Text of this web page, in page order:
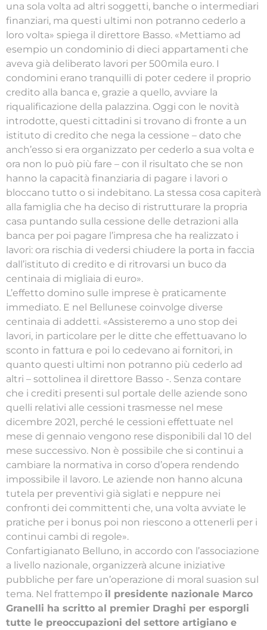
una sola volta ad altri soggetti, banche o intermediari
finanziari, ma questi ultimi non potranno cederlo a
loro volta» spiega il direttore Basso. «Mettiamo ad
esempio un condominio di dieci appartamenti che
aveva già deliberato lavori per 500mila euro. I
condomini erano tranquilli di poter cedere il proprio
credito alla banca e, grazie a quello, avviare la
riqualificazione della palazzina. Oggi con le novità
introdotte, questi cittadini si trovano di fronte a un
istituto di credito che nega la cessione – dato che
anch’esso si era organizzato per cederlo a sua volta e
ora non lo può più fare – con il risultato che se non
hanno la capacità finanziaria di pagare i lavori o
bloccano tutto o si indebitano. La stessa cosa capiterà
alla famiglia che ha deciso di ristrutturare la propria
casa puntando sulla cessione delle detrazioni alla
banca per poi pagare l’impresa che ha realizzato i
lavori: ora rischia di vedersi chiudere la porta in faccia
dall’istituto di credito e di ritrovarsi un buco da
centinaia di migliaia di euro».
L’effetto domino sulle imprese è praticamente
immediato. E nel Bellunese coinvolge diverse
centinaia di addetti. «Assisteremo a uno stop dei
lavori, in particolare per le ditte che effettuavano lo
sconto in fattura e poi lo cedevano ai fornitori, in
quanto questi ultimi non potranno più cederlo ad
altri – sottolinea il direttore Basso -. Senza contare
che i crediti presenti sul portale delle aziende sono
quelli relativi alle cessioni trasmesse nel mese
dicembre 2021, perché le cessioni effettuate nel
mese di gennaio vengono rese disponibili dal 10 del
mese successivo. Non è possibile che si continui a
cambiare la normativa in corso d’opera rendendo
impossibile il lavoro. Le aziende non hanno alcuna
tutela per preventivi già siglati e neppure nei
confronti dei committenti che, una volta avviate le
pratiche per i bonus poi non riescono a ottenerli per i
continui cambi di regole».
Confartigianato Belluno, in accordo con l’associazione
a livello nazionale, organizzerà alcune iniziative
pubbliche per fare un’operazione di moral suasion sul
tema. Nel frattempo il presidente nazionale Marco
Granelli ha scritto al premier Draghi per esporgli
tutte le preoccupazioni del settore artigiano e